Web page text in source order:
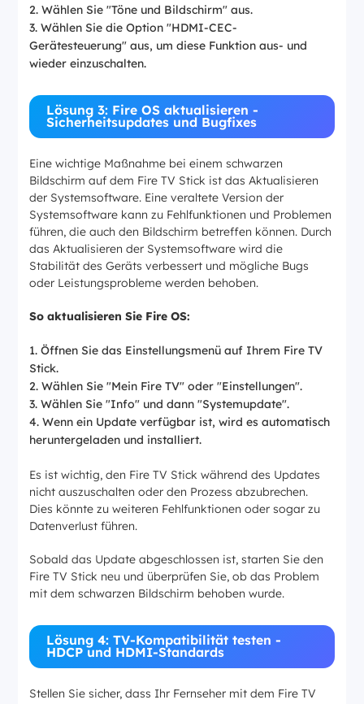
Wählen Sie "Töne und Bildschirm" aus.
Wählen Sie die Option "HDMI-CEC-
Gerätesteuerung" aus, um diese Funktion aus- und
wieder einzuschalten.
Lösung 3: Fire OS aktualisieren -
Sicherheitsupdates und Bugfixes
Eine wichtige Maßnahme bei einem schwarzen
Bildschirm auf dem Fire TV Stick ist das Aktualisieren
der Systemsoftware. Eine veraltete Version der
Systemsoftware kann zu Fehlfunktionen und Problemen
führen, die auch den Bildschirm betreffen können. Durch
das Aktualisieren der Systemsoftware wird die
Stabilität des Geräts verbessert und mögliche Bugs
oder Leistungsprobleme werden behoben.
So aktualisieren Sie Fire OS:
Öffnen Sie das Einstellungsmenü auf Ihrem Fire TV
Stick.
Wählen Sie "Mein Fire TV" oder "Einstellungen".
Wählen Sie "Info" und dann "Systemupdate".
Wenn ein Update verfügbar ist, wird es automatisch
heruntergeladen und installiert.
Es ist wichtig, den Fire TV Stick während des Updates
nicht auszuschalten oder den Prozess abzubrechen.
Dies könnte zu weiteren Fehlfunktionen oder sogar zu
Datenverlust führen.
Sobald das Update abgeschlossen ist, starten Sie den
Fire TV Stick neu und überprüfen Sie, ob das Problem
mit dem schwarzen Bildschirm behoben wurde.
Lösung 4: TV-Kompatibilität testen -
HDCP und HDMI-Standards
Stellen Sie sicher, dass Ihr Fernseher mit dem Fire TV